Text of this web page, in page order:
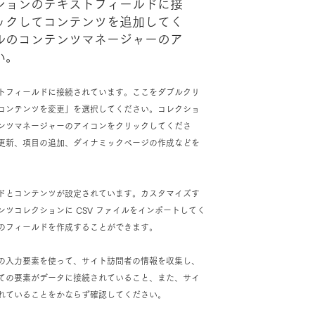
ンのテキストフィールドに接
してコンテンツを追加してく
コンテンツマネージャーのア
ィールドに接続されています。ここをダブルクリ
テンツを変更」を選択してください。コレクショ
マネージャーのアイコンをクリックしてくださ
、項目の追加、ダイナミックページの作成などを
コンテンツが設定されています。カスタマイズす
コレクションに CSV ファイルをインポートしてく
ィールドを作成することができます。
力要素を使って、サイト訪問者の情報を収集し、
要素がデータに接続されていること、また、サイ
いることをかならず確認してください。